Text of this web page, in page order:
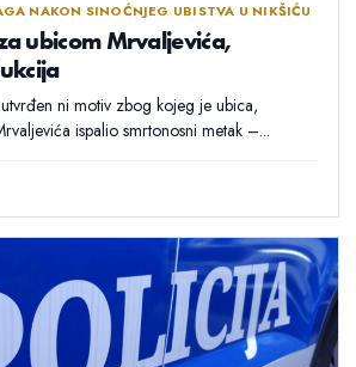
NAKON SINOĆNJEG UBISTVA U NIKŠIĆU
ubicom Mrvaljevića,
ni motiv zbog kojeg je ubica,
ispalio smrtonosni metak –...